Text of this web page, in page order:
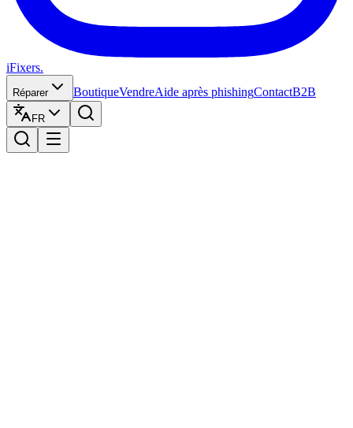
iFixers.
Réparer BoutiqueVendreAide après phishingContactB2B
FR